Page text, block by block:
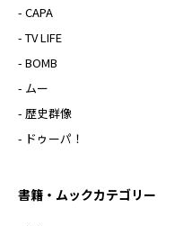
- CAPA
- TV LIFE
- BOMB
- ムー
- 歴史群像
- ドゥーパ！
書籍・ムックカテゴリー